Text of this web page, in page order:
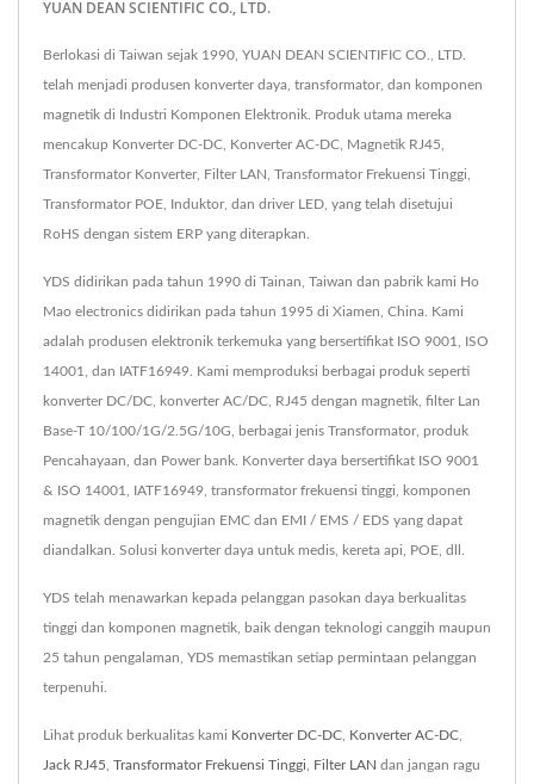
YUAN DEAN SCIENTIFIC CO., LTD.
Berlokasi di Taiwan sejak 1990, YUAN DEAN SCIENTIFIC CO., LTD.
telah menjadi produsen konverter daya, transformator, dan komponen
magnetik di Industri Komponen Elektronik. Produk utama mereka
mencakup Konverter DC-DC, Konverter AC-DC, Magnetik RJ45,
Transformator Konverter, Filter LAN, Transformator Frekuensi Tinggi,
Transformator POE, Induktor, dan driver LED, yang telah disetujui
RoHS dengan sistem ERP yang diterapkan.
YDS didirikan pada tahun 1990 di Tainan, Taiwan dan pabrik kami Ho
Mao electronics didirikan pada tahun 1995 di Xiamen, China. Kami
adalah produsen elektronik terkemuka yang bersertifikat ISO 9001, ISO
14001, dan IATF16949. Kami memproduksi berbagai produk seperti
konverter DC/DC, konverter AC/DC, RJ45 dengan magnetik, filter Lan
Base-T 10/100/1G/2.5G/10G, berbagai jenis Transformator, produk
Pencahayaan, dan Power bank. Konverter daya bersertifikat ISO 9001
& ISO 14001, IATF16949, transformator frekuensi tinggi, komponen
magnetik dengan pengujian EMC dan EMI / EMS / EDS yang dapat
diandalkan. Solusi konverter daya untuk medis, kereta api, POE, dll.
YDS telah menawarkan kepada pelanggan pasokan daya berkualitas
tinggi dan komponen magnetik, baik dengan teknologi canggih maupun
25 tahun pengalaman, YDS memastikan setiap permintaan pelanggan
terpenuhi.
Lihat produk berkualitas kami Konverter DC-DC Konverter AC-DC
Jack RJ45 Transformator Frekuensi Tinggi Filter LAN dan jangan ragu